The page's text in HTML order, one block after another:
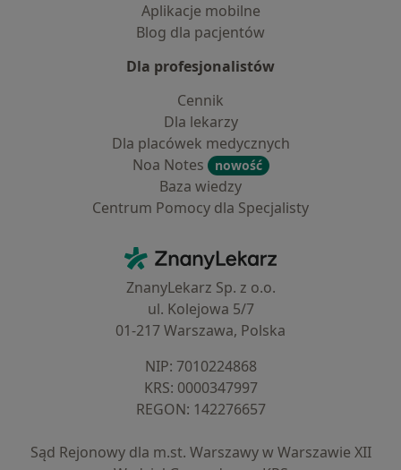
Aplikacje mobilne
Blog dla pacjentów
Dla profesjonalistów
Cennik
Dla lekarzy
Dla placówek medycznych
Noa Notes
nowość
Baza wiedzy
Centrum Pomocy dla Specjalisty
ZnanyLekarz - Strona główna
ZnanyLekarz Sp. z o.o.
ul. Kolejowa 5/7
01-217 Warszawa, Polska
NIP: ⁠7010224868
KRS: ⁠0000347997
REGON: ⁠142276657
Sąd Rejonowy dla m.st. Warszawy w Warszawie XII